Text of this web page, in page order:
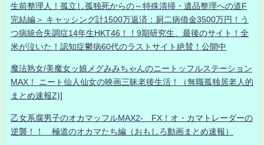
生前整理人！孤立し孤独死からの～特殊清掃・遺品整理への道F
完結編＞ キャッシング計1500万返済：厨二病借金3500万円！う
つ病統合失調症14年生HKT46！！9期研究生、最後のサイト！全
米が泣いた！認知症鬱病60代のラストサイト絶賛！公開中
魔法熟女/美魔女ッ娘メグみみちゃんのニートッフルステーション
MAX！ ニート仙人仙女の映画三昧老後生活！（無職孤独居老人的
まとめ速報Z)]
乙女系腐男子のオカマッフルMAX2- FX！オ・カマトレーダーの
逆襲！！ 極道のオカマたち編（おもしろ動画まとめ速報）